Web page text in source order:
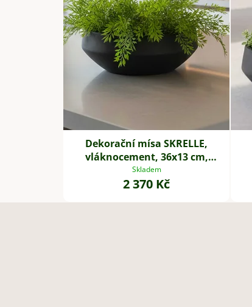
Dekorační mísa SKRELLE,
vláknocement, 36x13 cm,
antracit
Skladem
2 370 Kč